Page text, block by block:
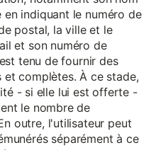
indiquant le numéro de
postal, la ville et le
et son numéro de
tenu de fournir des
complètes. À ce stade,
- si elle lui est offerte -
le nombre de
outre, l'utilisateur peut
séparément à ce